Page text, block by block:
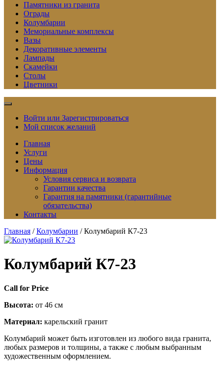
Памятники из гранита
Ограды
Колумбарии
Мемориальные комплексы
Вазы
Декоративные элементы
Лампады
Скамейки
Столы
Цветники
Войти или Зарегистрироваться
Мой список желаний
Главная
Услуги
Цены
Информация
Условия сервиса и возврата
Гарантии качества
Гарантия на памятники (гарантийные
обязательства)
Контакты
Главная /Колумбарии / Колумбарий К7-23
Колумбарий К7-23
Call for Price
Высота: от 46 см
Материал: карельский гранит
Колумбарий может быть изготовлен из любого вида гранита,
любых размеров и толщины, а также с любым выбранным
художественным оформлением.